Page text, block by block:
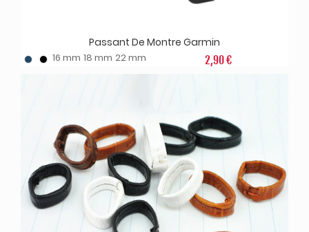
Passant De Montre Garmin
16 mm 18 mm 22 mm 2,90 €